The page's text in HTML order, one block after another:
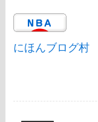
にほんブログ村